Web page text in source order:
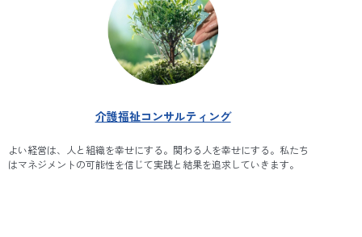
介護福祉コンサルティング
よい経営は、人と組織を幸せにする。関わる人を幸せにする。私たち
はマネジメントの可能性を信じて実践と結果を追求していきます。